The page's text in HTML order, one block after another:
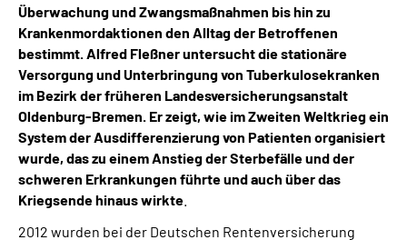
Überwachung und Zwangsmaßnahmen bis hin zu
Krankenmordaktionen den Alltag der Betroffenen
bestimmt. Alfred Fleßner untersucht die stationäre
Versorgung und Unterbringung von Tuberkulosekranken
im Bezirk der früheren Landesversicherungsanstalt
Oldenburg-Bremen. Er zeigt, wie im Zweiten Weltkrieg ein
System der Ausdifferenzierung von Patienten organisiert
wurde, das zu einem Anstieg der Sterbefälle und der
schweren Erkrankungen führte und auch über das
Kriegsende hinaus wirkte
2012 wurden bei der Deutschen Rentenversicherung